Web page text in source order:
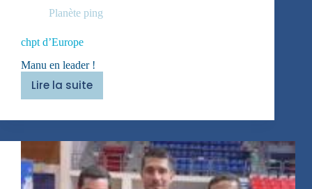
Planète ping
chpt d’Europe
Manu en leader !
Lire la suite
chpt